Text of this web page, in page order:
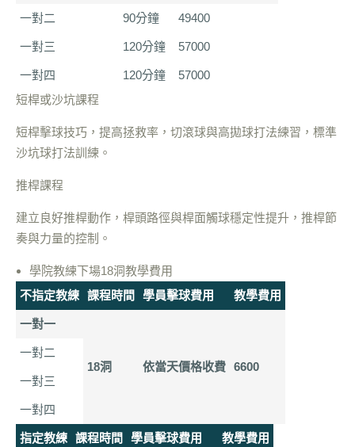
一對二 90分鐘 49400
一對三 120分鐘 57000
一對四 120分鐘
57000
短桿或沙坑課程
短桿擊球技巧，提高拯救率，切滾球與高拋球打法練習，標準
沙坑球打法訓練。
推桿課程
建立良好推桿動作，桿頭路徑與桿面觸球穩定性提升，推桿節
奏與力量的控制。
學院教練下場18洞教學費用
不指定教練 課程時間 學員擊球費用 教學費用
一對一
18洞 依當天價格收費 6600
一對二
一對三
一對四
指定教練 課程時間 學員擊球費用 教學費用